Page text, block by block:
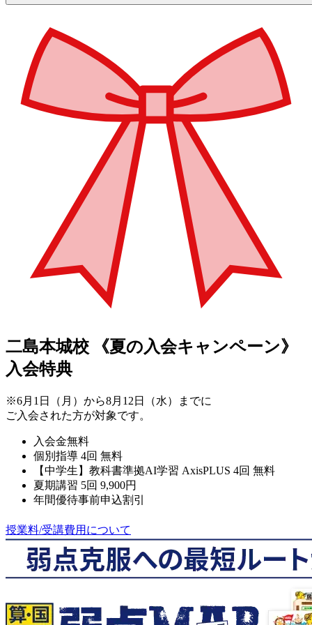
二島本城校
《夏の入会キャンペーン》
入会特典
※6月1日（月）から8月12日（水）までに
ご入会された方が対象です。
入会金無料
個別指導 4回 無料
【中学生】教科書準拠AI学習 AxisPLUS 4回 無料
夏期講習 5回 9,900円
年間優待事前申込割引
授業料/受講費用について